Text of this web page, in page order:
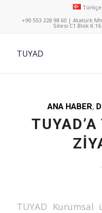
Türkçe
+90 553 228 98 60 | Atatürk
Sitesi C1 Blok
TUYAD
ANA HABER,
TUYAD’A
TUYAD Kurumsal